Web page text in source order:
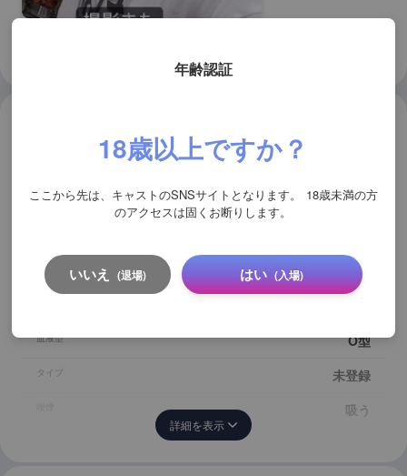
体型 スリム
血液型 O型
タイプ 未登録
吸う
詳細を表示
年齢認証
18歳以上ですか？
ここから先は、キャストのSNSサイトとなります。
18歳未満の方
のアクセスは固くお断りします。
いいえ (退場) はい (入場)